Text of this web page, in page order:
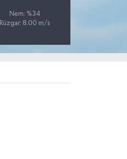
Nem: %34
Rüzgar: 8.00 m/s